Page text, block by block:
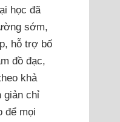
học đã
sớm,
hỗ trợ bố
đồ đạc,
khả
giản chỉ
để mọi